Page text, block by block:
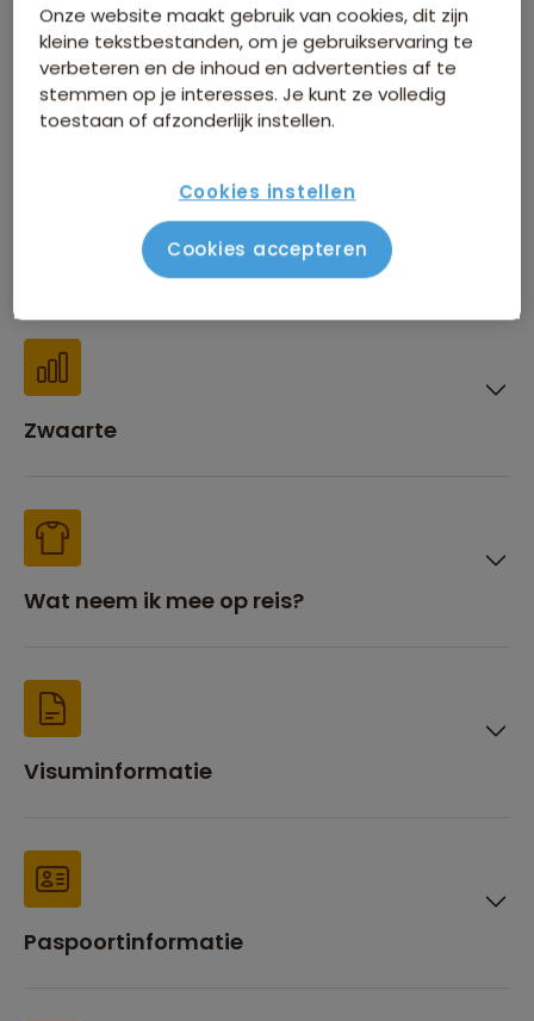
Financiën
Beste reistijd
Zwaarte
Wat neem ik mee op reis?
Visuminformatie
Paspoortinformatie
Onze website maakt gebruik van cookies, dit zijn
kleine tekstbestanden, om je gebruikservaring te
verbeteren en de inhoud en advertenties af te
stemmen op je interesses. Je kunt ze volledig
toestaan of afzonderlijk instellen.
Cookies instellen
Cookies accepteren